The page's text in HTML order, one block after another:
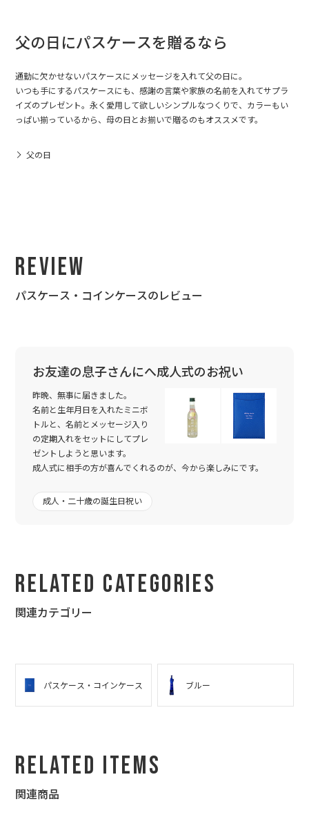
父の日にパスケースを贈るなら
通勤に欠かせないパスケースにメッセージを入れて父の日に。
いつも手にするパスケースにも、感謝の言葉や家族の名前を入れてサプラ
イズのプレゼント。永く愛用して欲しいシンプルなつくりで、カラーもい
っぱい揃っているから、母の日とお揃いで贈るのもオススメです。
父の日
Review
パスケース・コインケースのレビュー
お友達の息子さんにへ成人式のお祝い
昨晩、無事に届きました。
名前と生年月日を入れたミニボ
トルと、名前とメッセージ入り
の定期入れをセットにしてプレ
ゼントしようと思います。
成人式に相手の方が喜んでくれるのが、今から楽しみにです。
成人・二十歳の誕生日祝い
Related Categories
関連カテゴリー
パスケース・コインケース ブルー
Related Items
関連商品